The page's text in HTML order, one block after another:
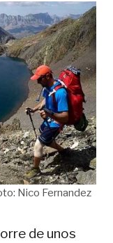
Nico Fernandez
de unos